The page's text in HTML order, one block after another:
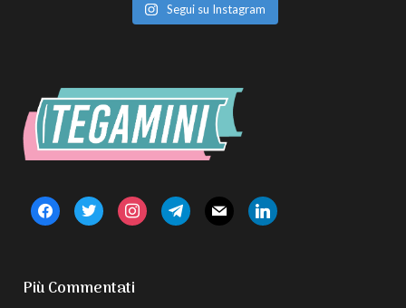
Segui su Instagram
facebooktwitter instagramtelegrammail linkedin
Più Commentati